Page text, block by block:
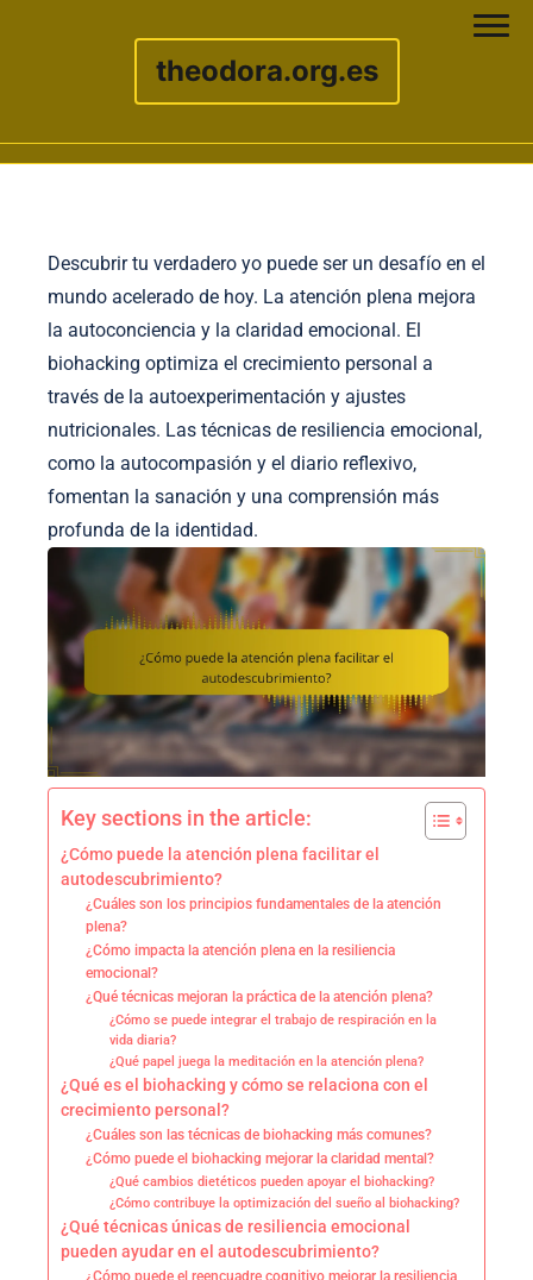
theodora.org.es
Descubrir tu verdadero yo puede ser un desafío en el
mundo acelerado de hoy. La atención plena mejora
la autoconciencia y la claridad emocional. El
biohacking optimiza el crecimiento personal a
través de la autoexperimentación y ajustes
nutricionales. Las técnicas de resiliencia emocional,
como la autocompasión y el diario reflexivo,
fomentan la sanación y una comprensión más
profunda de la identidad.
Key sections in the article:
¿Cómo puede la atención plena facilitar el
autodescubrimiento?
¿Cuáles son los principios fundamentales de la atención
plena?
¿Cómo impacta la atención plena en la resiliencia
emocional?
¿Qué técnicas mejoran la práctica de la atención plena?
¿Cómo se puede integrar el trabajo de respiración en la
vida diaria?
¿Qué papel juega la meditación en la atención plena?
¿Qué es el biohacking y cómo se relaciona con el
crecimiento personal?
¿Cuáles son las técnicas de biohacking más comunes?
¿Cómo puede el biohacking mejorar la claridad mental?
¿Qué cambios dietéticos pueden apoyar el biohacking?
¿Cómo contribuye la optimización del sueño al biohacking?
¿Qué técnicas únicas de resiliencia emocional
pueden ayudar en el autodescubrimiento?
¿Cómo puede el reencuadre cognitivo mejorar la resiliencia